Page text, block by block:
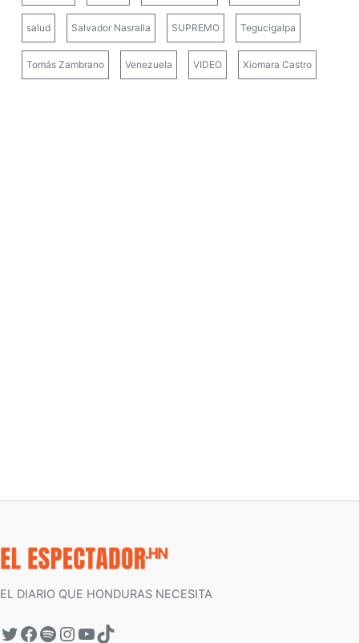
salud Salvador Nasralla SUPREMO Tegucigalpa
Tomás Zambrano Venezuela VIDEO Xiomara Castro
EL DIARIO QUE HONDURAS NECESITA